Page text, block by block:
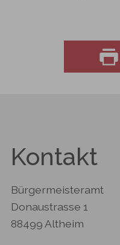
Kontakt
Bürgermeisteramt
Donaustrasse 1
88499 Altheim